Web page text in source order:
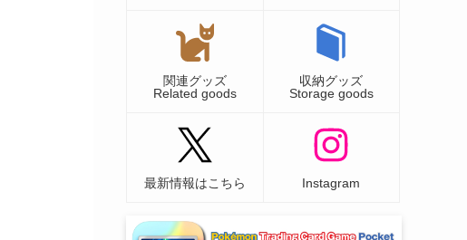
関連グッズ
Related goods
収納グッズ
Storage goods
最新情報はこちら Instagram